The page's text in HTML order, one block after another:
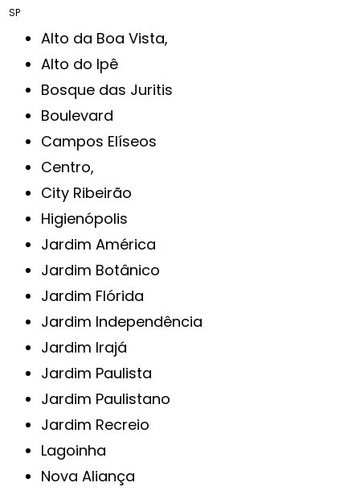
SP
Alto da Boa Vista,
Alto do Ipê
Bosque das Juritis
Boulevard
Campos Elíseos
Centro,
City Ribeirão
Higienópolis
Jardim América
Jardim Botânico
Jardim Flórida
Jardim Independência
Jardim Irajá
Jardim Paulista
Jardim Paulistano
Jardim Recreio
Lagoinha
Nova Aliança